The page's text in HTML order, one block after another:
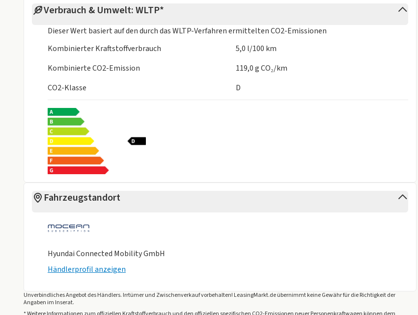
Verbrauch & Umwelt: WLTP*
Dieser Wert basiert auf den durch dasWLTP-Verfahrenermittelten CO2-Emissionen
Kombinierter Kraftstoffverbrauch
5,0 l/100 km
Kombinierte CO2-Emission
119,0 g CO₂/km
CO2-Klasse
D
Fahrzeugstandort
Hyundai Connected Mobility GmbH
Händlerprofil anzeigen
Unverbindliches Angebot desHändlers. Irrtümer und Zwischenverkauf vorbehalten! LeasingMarkt.de übernimmt keine Gewähr für die Richtigkeit der
Angaben im Inserat.